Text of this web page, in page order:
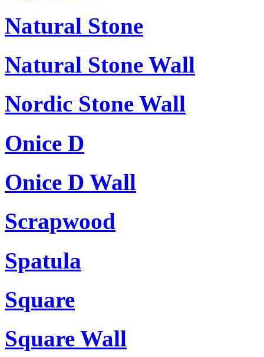
Natural Stone
Natural Stone Wall
Nordic Stone Wall
Onice D
Onice D Wall
Scrapwood
Spatula
Square
Square Wall